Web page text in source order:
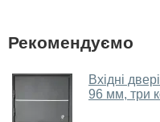
Так, у нас великий
Чи допомагаєте
Рекомендуємо
Вхідні
96 мм, три